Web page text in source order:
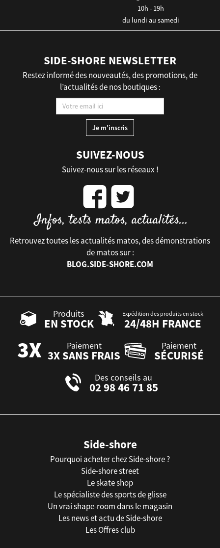
10h - 19h
du lundi au samedi
SIDE-SHORE NEWSLETTER
Restez informé des nouveautés, des promotions, de
l’actualités de nos boutiques :
SUIVEZ-NOUS
Suivez-nous sur les réseaux !
Retrouvez toutes les actualités matos, des démonstrations
de matos sur :
BLOG.SIDE-SHORE.COM
Produits
EN STOCK
Expédition des produits en stock
24/48H FRANCE
Paiement
3X SANS FRAIS
Paiement
SÉCURISÉ
Des conseils au
02 98 46 71 85
Side-shore
Pourquoi acheter chez Side-shore ?
Side-shore street
Le skate shop
Le spécialiste des sports de glisse
Un vrai shape-room dans le magasin
Les news et actu de Side-shore
Les Offres club